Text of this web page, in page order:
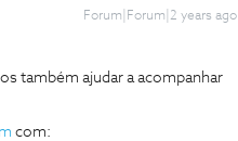
Forum|Forum|2 years ago
também ajudar a acompanhar
com: